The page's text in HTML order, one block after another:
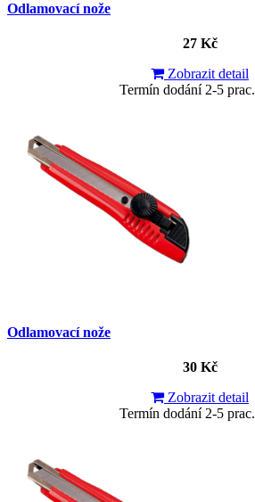
Odlamovací nože
27 Kč
Zobrazit detail
Termín dodání 2-5
Odlamovací nože
30 Kč
Zobrazit detail
Termín dodání 2-5